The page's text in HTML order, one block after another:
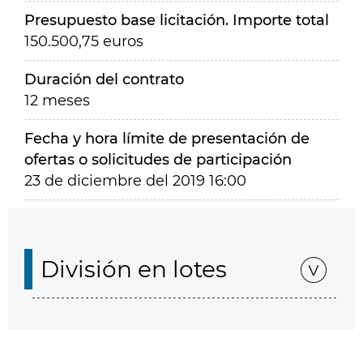
Presupuesto base licitación. Importe total
150.500,75 euros
Duración del contrato
12 meses
Fecha y hora límite de presentación de
ofertas o solicitudes de participación
23 de diciembre del 2019 16:00
División en lotes